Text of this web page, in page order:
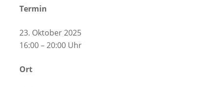
Termin
23. Oktober 2025
16:00 – 20:00 Uhr
Ort